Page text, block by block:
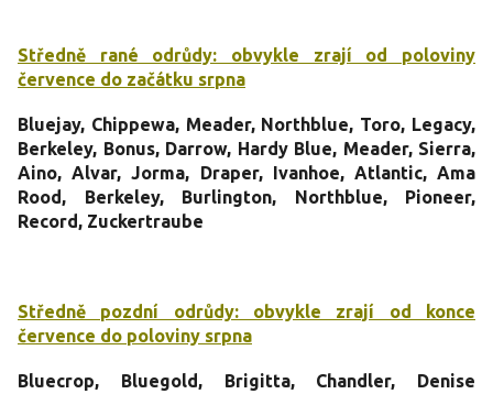
Středně rané odrůdy: obvykle zrají od poloviny
července do začátku srpna
Bluejay, Chippewa, Meader, Northblue, Toro, Legacy,
Berkeley, Bonus, Darrow, Hardy Blue, Meader, Sierra,
Aino, Alvar, Jorma, Draper, Ivanhoe, Atlantic, Ama
Rood, Berkeley, Burlington, Northblue, Pioneer,
Record, Zuckertraube
Středně pozdní odrůdy: obvykle zrají od konce
července do poloviny srpna
Bluecrop, Bluegold , Brigitta, Chandler, Denise